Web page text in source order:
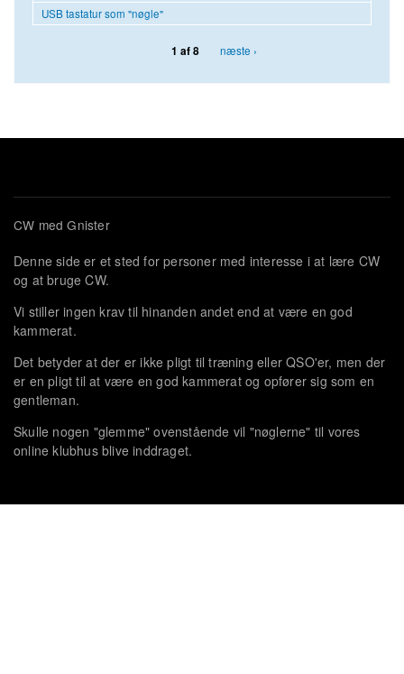
USB tastatur som "nøgle"
1 af 8 næste ›
CW med Gnister
Denne side er et sted for personer med interesse i at lære CW
og at bruge CW.
Vi stiller ingen krav til hinanden andet end at være en god
kammerat.
Det betyder at der er ikke pligt til træning eller QSO'er, men der
er en pligt til at være en god kammerat og opfører sig som en
gentleman.
Skulle nogen "glemme" ovenstående vil "nøglerne" til vores
online klubhus blive inddraget.